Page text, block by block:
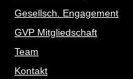
Gesellsch. Engagement
GVP Mitgliedschaft
Team
Kontakt